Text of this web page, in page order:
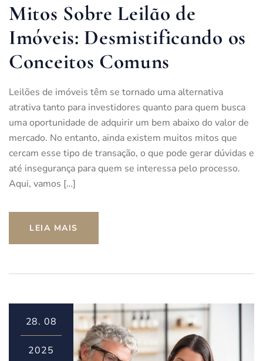
Mitos Sobre Leilão de
Imóveis: Desmistificando os
Conceitos Comuns
Leilões de imóveis têm se tornado uma alternativa
atrativa tanto para investidores quanto para quem busca
uma oportunidade de adquirir um bem abaixo do valor de
mercado. No entanto, ainda existem muitos mitos que
cercam esse tipo de transação, o que pode gerar dúvidas e
até insegurança para quem se interessa pelo processo.
Aqui, vamos […]
LEIA MAIS
28. 08
2025